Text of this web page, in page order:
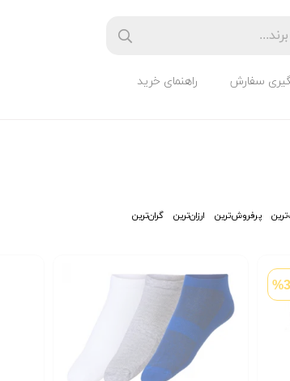
سفارش راهنمای خرید
پرفروش‌ترین ارزان‌ترین گران‌ترین